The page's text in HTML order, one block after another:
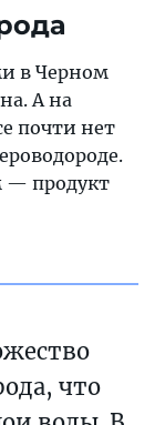
в Черном
А на
почти нет
— продукт
что